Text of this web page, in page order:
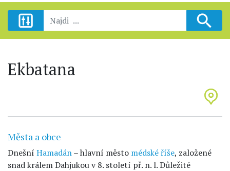
Ekbatana
Města a obce
Dnešní Hamadán– hlavní město médské říše, založené
snad králem Dahjukou v 8. století př. n. l. Důležité